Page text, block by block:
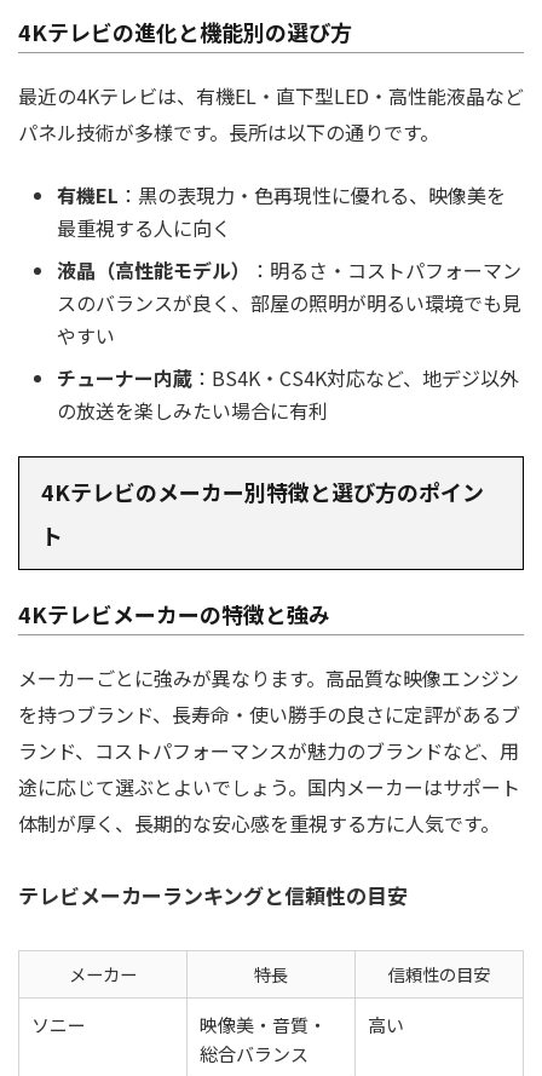
4Kテレビの進化と機能別の選び方
最近の4Kテレビは、有機EL・直下型LED・高性能液晶など
パネル技術が多様です。長所は以下の通りです。
有機EL ：黒の表現力・色再現性に優れる、映像美を
最重視する人に向く
液晶（高性能モデル）
：明るさ・コストパフォーマン
スのバランスが良く、部屋の照明が明るい環境でも見
やすい
チューナー内蔵 ：BS4K・CS4K対応など、地デジ以外
の放送を楽しみたい場合に有利
4Kテレビのメーカー別特徴と選び方のポイン
ト
4Kテレビメーカーの特徴と強み
メーカーごとに強みが異なります。高品質な映像エンジン
を持つブランド、長寿命・使い勝手の良さに定評があるブ
ランド、コストパフォーマンスが魅力のブランドなど、用
途に応じて選ぶとよいでしょう。国内メーカーはサポート
体制が厚く、長期的な安心感を重視する方に人気です。
テレビメーカーランキングと信頼性の目安
メーカー 特長
信頼性の目安
ソニー
映像美・音質・
総合バランス
高い